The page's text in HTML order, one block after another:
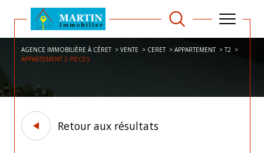
AGENCE IMMOBILIÈRE À CÉRET VENTE CERET APPARTEMENT
T2
APPARTEMENT 2 PIECES
Retour aux résultats